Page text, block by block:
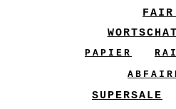
FAIR
PAPIER
SUPERSALE